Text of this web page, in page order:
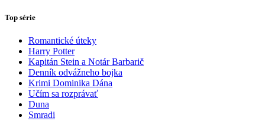
Top série
Romantické úteky
Harry Potter
Kapitán Stein a Notár Barbarič
Denník odvážneho bojka
Krimi Dominika Dána
Učím sa rozprávať
Duna
Smradi